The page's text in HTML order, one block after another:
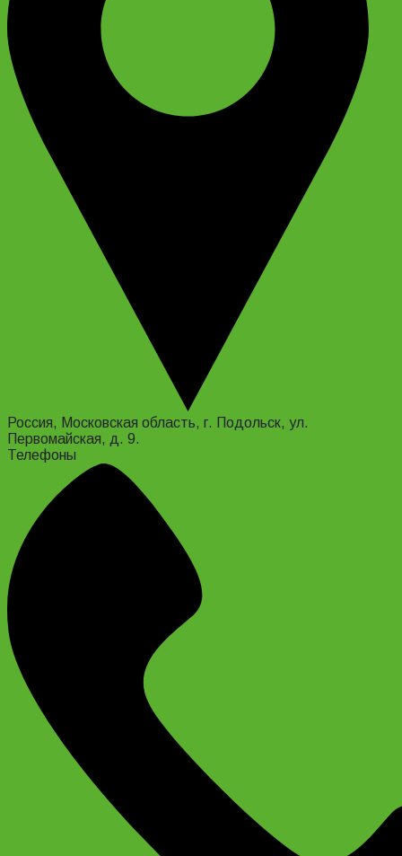
Россия, Московская область, г. Подольск, ул.
Первомайская, д. 9.
Телефоны